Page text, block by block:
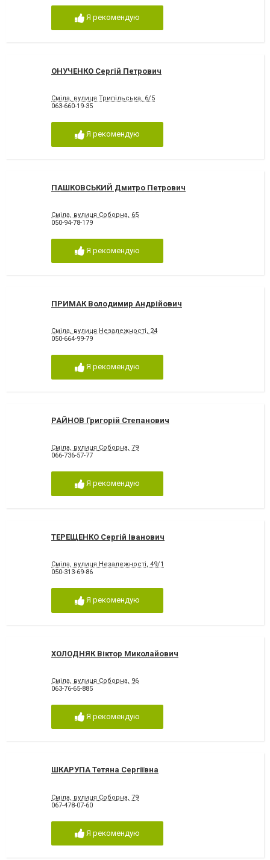
Я рекомендую
ОНУЧЕНКО Сергій Петрович
Сміла, вулиця Трипільська, 6/5
063-660-19-35
Я рекомендую
ПАШКОВСЬКИЙ Дмитро Петрович
Сміла, вулиця Соборна, 65
050-94-78-179
Я рекомендую
ПРИМАК Володимир Андрійович
Сміла, вулиця Незалежності, 24
050-664-99-79
Я рекомендую
РАЙНОВ Григорій Степанович
Сміла, вулиця Соборна, 79
066-736-57-77
Я рекомендую
ТЕРЕЩЕНКО Сергій Іванович
Сміла, вулиця Незалежності, 49/1
050-313-69-86
Я рекомендую
ХОЛОДНЯК Віктор Миколайович
Сміла, вулиця Соборна, 96
063-76-65-885
Я рекомендую
ШКАРУПА Тетяна Сергіївна
Сміла, вулиця Соборна, 79
067-478-07-60
Я рекомендую